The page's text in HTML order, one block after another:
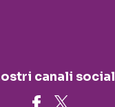
canali social